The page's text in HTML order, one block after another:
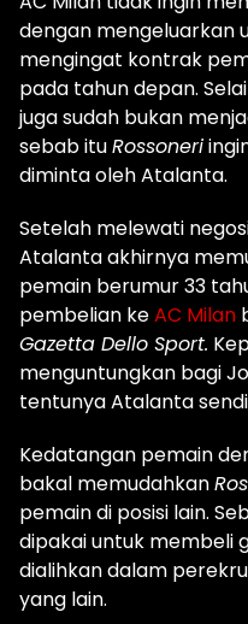
dengan mengeluarkan
mengingat kontrak
pada tahun depan.
juga sudah bukan
sebab ituRossoneri
diminta oleh Atalanta.
Setelah melewati
Atalanta akhirnya
pemain berumur 33
pembelian keAC Milan
Gazetta Dello Sport.
menguntungkan bagi
tentunya Atalanta
Kedatangan pemain
bakal memudahkan
pemain di posisi lain.
dipakai untuk membeli
dialihkan dalam
yang lain.